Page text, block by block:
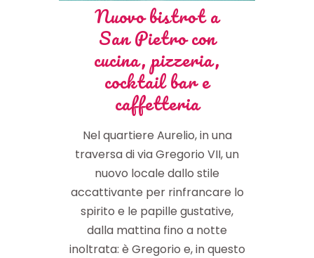
Nuovo bistrot a
San Pietro con
cucina, pizzeria,
cocktail bar e
caffetteria
Nel quartiere Aurelio, in una
traversa di via Gregorio VII, un
nuovo locale dallo stile
accattivante per rinfrancare lo
spirito e le papille gustative,
dalla mattina fino a notte
inoltrata: è Gregorio e, in questo